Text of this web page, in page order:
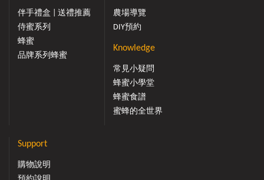
伴手禮盒 | 送禮推薦
侍蜜系列
蜂蜜
品牌系列蜂蜜
農場導覽
DIY預約
Knowledge
常見小疑問
蜂蜜小學堂
蜂蜜食譜
蜜蜂的全世界
Support
購物說明